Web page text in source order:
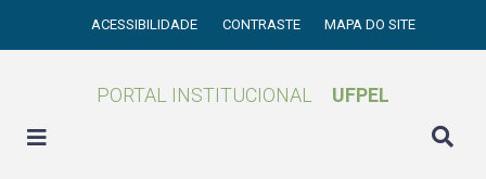
ACESSIBILIDADE CONTRASTE MAPA DO SITE
PORTAL INSTITUCIONAL UFPEL